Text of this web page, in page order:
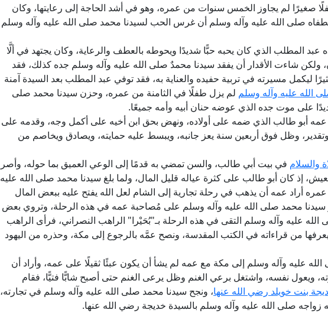
صغيرًا لم يجاوز الخمس سنوات من عمره، وهو في أشد الحاجة إلى رعايتها، وكان
صلى الله عليه وآله وسلم أن غرس الحب لسيدنا محمد صلى الله عليه وآله وسلم
عبد المطلب الذي كان يحبه حبًّا شديدًا ويحوطه بالعطف والرعاية، وكان يجتهد في ألَّا
ولكن شاءت الأقدار أن يفقد سيدنا محمدٌ صلى الله عليه وآله وسلم جده كذلك، فقد
ليكمل مسيرته في تربية حفيده والعناية به، فقد توفي عبد المطلب بعد السيدة آمنة
الله عليه وآله وسلم لم يزل طفلًا في الثامنة من عمره، وحزن سيدنا محمد صلى
على موت جده الذي عوضه حنان أبيه وأمه جميعًا.
عمه أبو طالب الذي ضمه على أولاده، ونهض بحق ابن أخيه على أكمل وجه، وقدمه على
وظل فوق أربعين سنة يعز جانبه، ويبسط عليه حمايته، ويصادق ويخاصم من
والسلام في بيت أبي طالب، والسن تمضي به قدمًا إلى الوعي العميق بما حوله، وأصر
إذ كان أبو طالب على كثرة عياله قليل المال، ولما بلغ سيدنا محمد صلى الله عليه
أراد عمه أن يذهب في رحلة تجارية إلى الشام لعل الله يفتح عليه ببعض المال
سيدنا محمد صلى الله عليه وآله وسلم على مُصاحبة عمه في هذه الرحلة، وتروي بعض
عليه وآله وسلم التقى في هذه الرحلة بـ"بُحَيْرا" الراهب النصراني، فرأى الراهب
من قراءاته في الكتب المقدسة، ونصح عمَّه بالرجوع إلى مكة، وحذره من اليهود
عليه وآله وسلم إلى مكة مع عمه لم يشأ أن يكون عبئًا ثقيلًا على عمه، وأراد أن
ويعول نفسه، واشتغل برعي الغنم وظل يرعى الغنم حتى أصبح شابًّا فتيًّا، فقام
بنت خويلد رضي الله عنها، ونجح سيدنا محمد صلى الله عليه وآله وسلم في تجارته،
زواجه صلى الله عليه وآله وسلم بالسيدة خديجة رضي الله عنها.